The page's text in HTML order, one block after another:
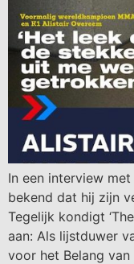
In een interview
bekend dat hij zijn
Tegelijk kondigt
aan: Als lijstduwer
voor het Belang van